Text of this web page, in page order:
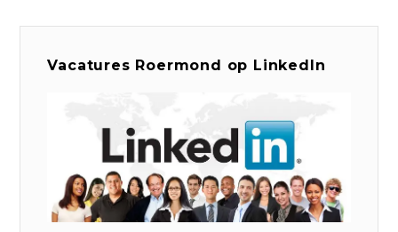
Vacatures Roermond op LinkedIn